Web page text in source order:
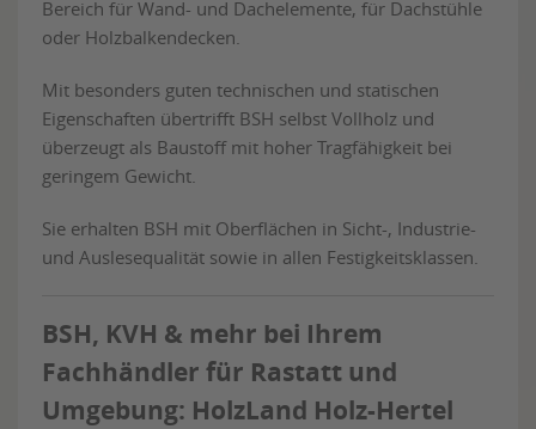
Bereich für Wand- und Dachelemente, für Dachstühle
oder Holzbalkendecken.
Mit besonders guten technischen und statischen
Eigenschaften übertrifft BSH selbst Vollholz und
überzeugt als Baustoff mit hoher Tragfähigkeit bei
geringem Gewicht.
Sie erhalten BSH mit Oberflächen in Sicht-, Industrie-
und Auslesequalität sowie in allen Festigkeitsklassen.
BSH, KVH & mehr bei Ihrem
Fachhändler für Rastatt und
Umgebung: HolzLand Holz-Hertel